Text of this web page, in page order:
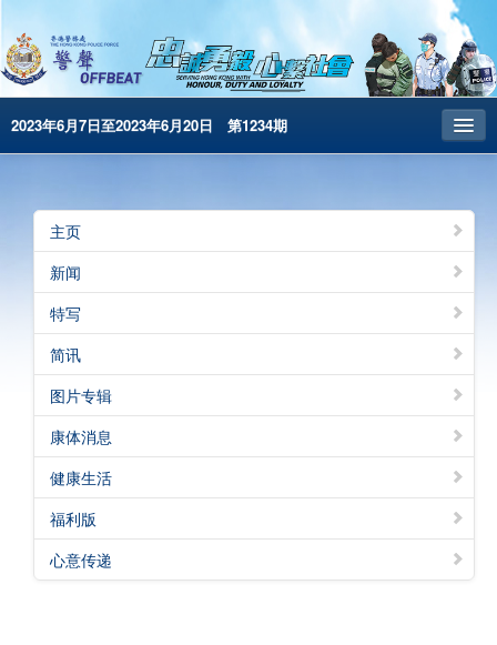
2023年6月7日至2023年6月20日 第1234期
昔日警声
警务处主页
繁體版
English
电子书版
警声特刊
主页
新闻
特写
简讯
图片专辑
康体消息
健康生活
福利版
心意传递